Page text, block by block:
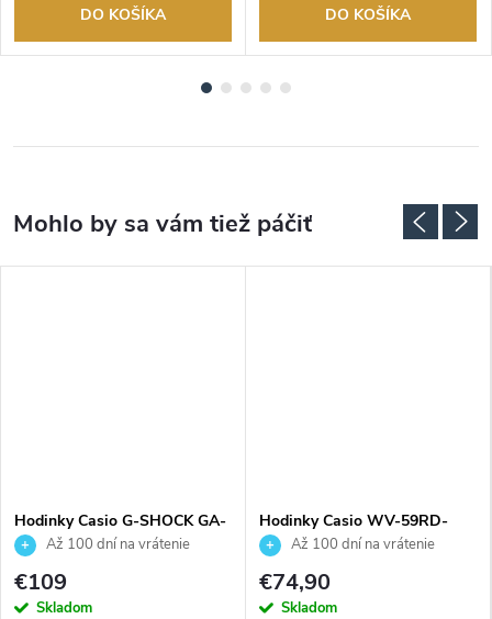
DO KOŠÍKA DO KOŠÍKA
Hodinky Casio G-SHOCK GA-
2100SKE-7AER
Až 100 dní na vrátenie
tovaru. Autorizovaný predajca.
€109
Skladom
Hodinky Casio WV-59RD-
1AEFAž 100 dní na vrátenie
tovaru. Autorizovaný predajca.
€74,90
Skladom